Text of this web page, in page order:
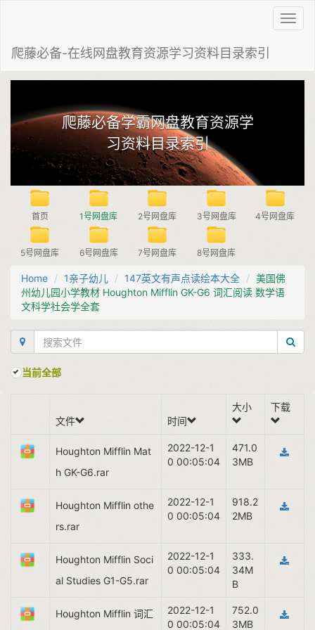
爬藤必备-在线网盘教育资源学习资料目录索引
爬藤必备学霸网盘教育资源学
习资料目录索引
首页 1号网盘库 2号网盘库 3号网盘库 4号网盘库
5号网盘库 6号网盘库 7号网盘库 8号网盘库
Home 1亲子幼儿 147英文有声点读绘本大全
美国佛
州幼儿园小学教材 Houghton Mifflin GK-G6 词汇阅读 数学语
文科学社会学全套
当前全部
文件 时间
大小 下载
Houghton Mifflin Mat
h GK-G6.rar
2022-12-1
0 00:05:04
471.0
3MB
Houghton Mifflin othe
rs.rar
2022-12-1
0 00:05:04
918.2
2MB
Houghton Mifflin Soci
al Studies G1-G5.rar
2022-12-1
0 00:05:04
333.
34M
B
Houghton Mifflin 词汇
2022-12-1
0 00:05:04
752.0
3MB